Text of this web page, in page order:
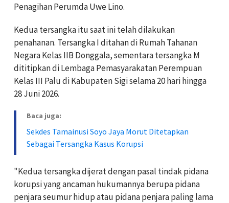
Penagihan Perumda Uwe Lino.
Kedua tersangka itu saat ini telah dilakukan
penahanan. Tersangka I ditahan di Rumah Tahanan
Negara Kelas IIB Donggala, sementara tersangka M
dititipkan di Lembaga Pemasyarakatan Perempuan
Kelas III Palu di Kabupaten Sigi selama 20 hari hingga
28 Juni 2026.
Baca juga:
Sekdes Tamainusi Soyo Jaya Morut Ditetapkan
Sebagai Tersangka Kasus Korupsi
"Kedua tersangka dijerat dengan pasal tindak pidana
korupsi yang ancaman hukumannya berupa pidana
penjara seumur hidup atau pidana penjara paling lama